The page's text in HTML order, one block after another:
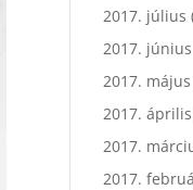
2017. július
2017. június
2017. május
2017. április
2017.
2017.